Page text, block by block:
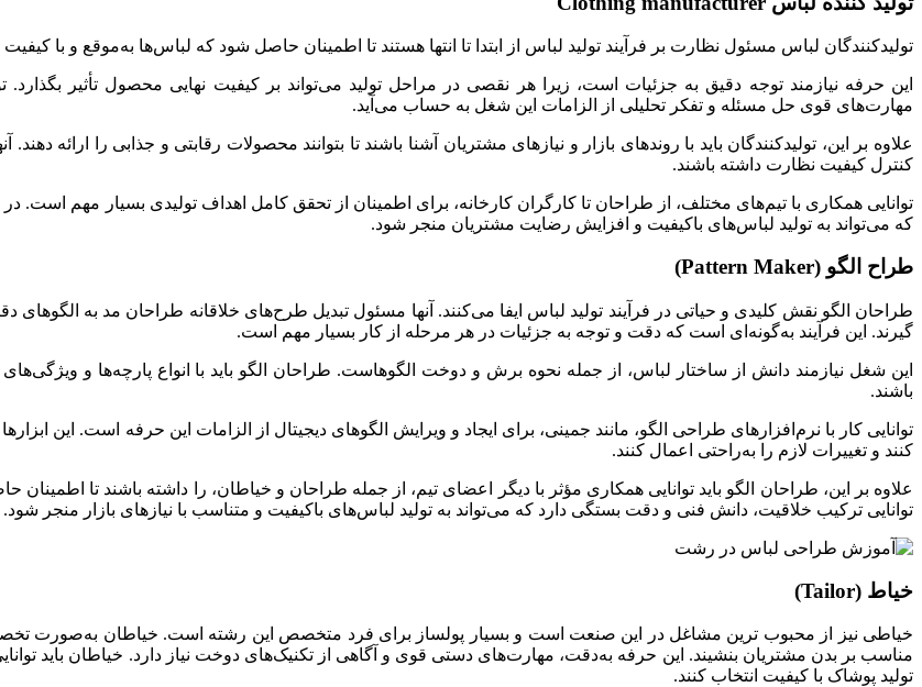
تولیدکنندگان لباس مسئول نظارت بر فرآیند تولید لباس از ابتدا تا انتها هستند تا اطمینان حاصل شود که لباس‌ها به‌موقع و با
این حرفه نیازمند توجه دقیق به جزئیات است، زیرا هر نقصی در مراحل تولید می‌تواند بر کیفیت نهایی محصول تأثیر بگذارد.
مهارت‌های قوی حل مسئله و تفکر تحلیلی از الزامات این شغل به حساب می‌آید.
علاوه بر این، تولیدکنندگان باید با روندهای بازار و نیازهای مشتریان آشنا باشند تا بتوانند محصولات رقابتی و جذابی را ارائه
کنترل کیفیت نظارت داشته باشند.
توانایی همکاری با تیم‌های مختلف، از طراحان تا کارگران کارخانه، برای اطمینان از تحقق کامل اهداف تولیدی بسیار مهم است.
که می‌تواند به تولید لباس‌های باکیفیت و افزایش رضایت مشتریان منجر شود.
طراح الگو (Pattern Maker)
طراحان الگو نقش کلیدی و حیاتی در فرآیند تولید لباس ایفا می‌کنند. آنها مسئول تبدیل طرح‌های خلاقانه طراحان مد به الگوهای
گیرند. این فرآیند به‌گونه‌ای است که دقت و توجه به جزئیات در هر مرحله از کار بسیار مهم است.
این شغل نیازمند دانش از ساختار لباس، از جمله نحوه برش و دوخت الگوهاست. طراحان الگو باید با انواع پارچه‌ها و ویژگی‌های
باشند.
توانایی کار با نرم‌افزارهای طراحی الگو، مانند جمینی، برای ایجاد و ویرایش الگوهای دیجیتال از الزامات این حرفه است. این
کنند و تغییرات لازم را به‌راحتی اعمال کنند.
علاوه بر این، طراحان الگو باید توانایی همکاری مؤثر با دیگر اعضای تیم، از جمله طراحان و خیاطان، را داشته باشند تا
توانایی ترکیب خلاقیت، دانش فنی و دقت بستگی دارد که می‌تواند به تولید لباس‌های باکیفیت و متناسب با نیازهای بازار منجر شود.
خیاط (Tailor)
خیاطی نیز از محبوب ترین مشاغل در این صنعت است و بسیار پولساز برای فرد متخصص این رشته است. خیاطان به‌صورت
مناسب بر بدن مشتریان بنشیند. این حرفه به‌دقت، مهارت‌های دستی قوی و آگاهی از تکنیک‌های دوخت نیاز دارد. خیاطان باید
تولید پوشاک با کیفیت انتخاب کنند.